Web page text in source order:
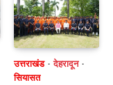
उत्तराखंड
देहरादून
सियासत